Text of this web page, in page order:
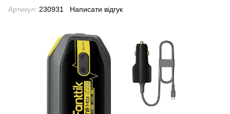
Артикул: 230931 Написати відгук